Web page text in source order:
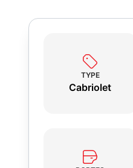
TYPE
Cabriolet